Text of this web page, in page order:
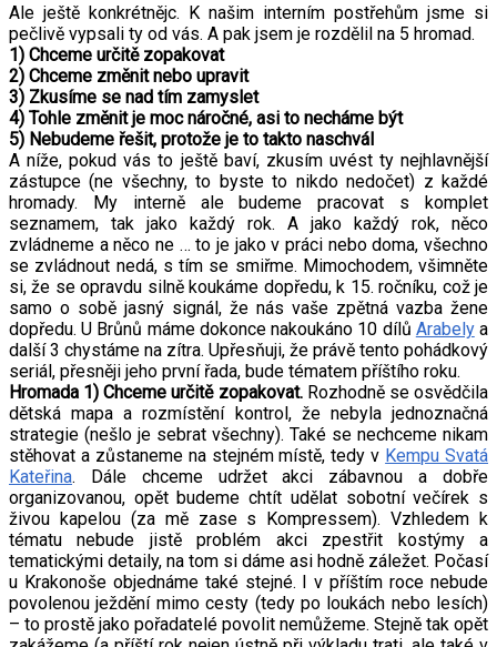
Ale ještě konkrétnějc. K našim interním postřehům jsme si
pečlivě vypsali ty od vás. A pak jsem je rozdělil na 5 hromad.
1) Chceme určitě zopakovat
2) Chceme změnit nebo upravit
3) Zkusíme se nad tím zamyslet
4) Tohle změnit je moc náročné, asi to necháme být
5) Nebudeme řešit, protože je to takto naschvál
A níže, pokud vás to ještě baví, zkusím uvést ty nejhlavnější
zástupce (ne všechny, to byste to nikdo nedočet) z každé
hromady. My interně ale budeme pracovat s komplet
seznamem, tak jako každý rok. A jako každý rok, něco
zvládneme a něco ne … to je jako v práci nebo doma, všechno
se zvládnout nedá, s tím se smiřme. Mimochodem, všimněte
si, že se opravdu silně koukáme dopředu, k 15. ročníku, což je
samo o sobě jasný signál, že nás vaše zpětná vazba žene
dopředu. U Brůnů máme dokonce nakoukáno 10 dílů Arabelya
další 3 chystáme na zítra. Upřesňuji, že právě tento pohádkový
seriál, přesněji jeho první řada, bude tématem příštího roku.
Hromada 1) Chceme určitě zopakovat.Rozhodně se osvědčila
dětská mapa a rozmístění kontrol, že nebyla jednoznačná
strategie (nešlo je sebrat všechny). Také se nechceme nikam
stěhovat a zůstaneme na stejném místě, tedy v Kempu Svatá
Kateřina. Dále chceme udržet akci zábavnou a dobře
organizovanou, opět budeme chtít udělat sobotní večírek s
živou kapelou (za mě zase s Kompressem). Vzhledem k
tématu nebude jistě problém akci zpestřit kostýmy a
tematickými detaily, na tom si dáme asi hodně záležet. Počasí
u Krakonoše objednáme také stejné. I v příštím roce nebude
povolenou ježdění mimo cesty (tedy po loukách nebo lesích)
– to prostě jako pořadatelé povolit nemůžeme. Stejně tak opět